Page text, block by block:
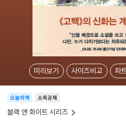
미리보기 사이즈비교 파
소득공제
오늘의책
블랙 앤 화이트 시리즈